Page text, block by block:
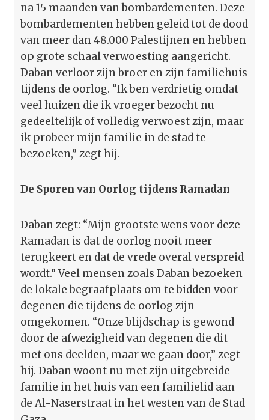
na 15 maanden van bombardementen. Deze
bombardementen hebben geleid tot de dood
van meer dan 48.000 Palestijnen en hebben
op grote schaal verwoesting aangericht.
Daban verloor zijn broer en zijn familiehuis
tijdens de oorlog. “Ik ben verdrietig omdat
veel huizen die ik vroeger bezocht nu
gedeeltelijk of volledig verwoest zijn, maar
ik probeer mijn familie in de stad te
bezoeken,” zegt hij.
De Sporen van Oorlog tijdens Ramadan
Daban zegt: “Mijn grootste wens voor deze
Ramadan is dat de oorlog nooit meer
terugkeert en dat de vrede overal verspreid
wordt.” Veel mensen zoals Daban bezoeken
de lokale begraafplaats om te bidden voor
degenen die tijdens de oorlog zijn
omgekomen. “Onze blijdschap is gewond
door de afwezigheid van degenen die dit
met ons deelden, maar we gaan door,” zegt
hij. Daban woont nu met zijn uitgebreide
familie in het huis van een familielid aan
de Al-Naserstraat in het westen van de Stad